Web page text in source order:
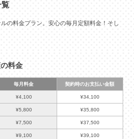
覧
の料金プラン。安心の毎月定額料金！そし
料金
毎月料金 契約時のお支払い金額
¥4,100 ¥34,100
¥5,800 ¥35,800
¥7,500 ¥37,500
¥9,100 ¥39,100